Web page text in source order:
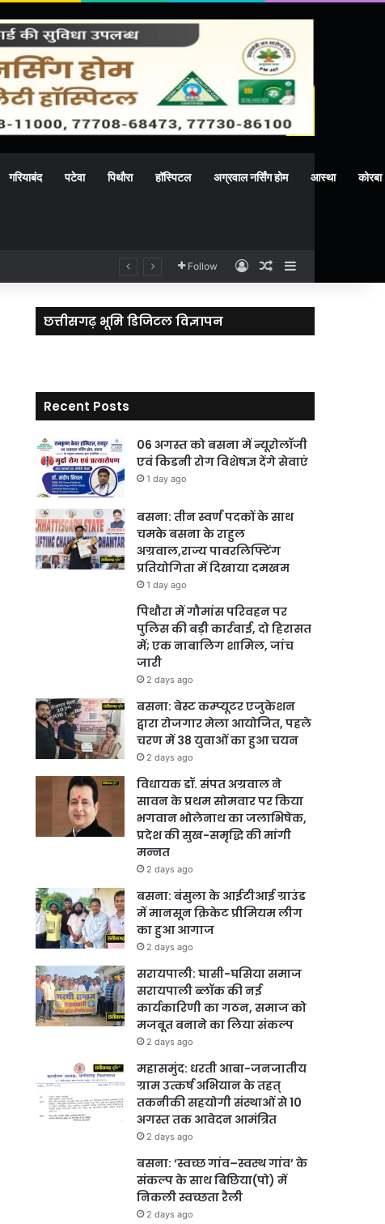
गरियाबंद पटेवा पिथौरा हॉस्पिटल अग्रवाल नर्सिंग होम आस्था कोरबा
Follow Log InRandom Article
Sidebar
छत्तीसगढ़ भूमि डिजिटल विज्ञापन
Recent Posts
06 अगस्त को बसना में न्यूरोलॉजी
एवं किडनी रोग विशेषज्ञ देंगे सेवाएं
1 day ago
बसना: तीन स्वर्ण पदकों के साथ
चमके बसना के राहुल
अग्रवाल,राज्य पावरलिफ्टिंग
प्रतियोगिता में दिखाया दमखम
1 day ago
पिथौरा में गौमांस परिवहन पर
पुलिस की बड़ी कार्रवाई, दो हिरासत
में; एक नाबालिग शामिल, जांच
जारी
2 days ago
बसना: बेस्ट कम्प्यूटर एजुकेशन
द्वारा रोजगार मेला आयोजित, पहले
चरण में 38 युवाओं का हुआ चयन
2 days ago
विधायक डॉ. संपत अग्रवाल ने
सावन के प्रथम सोमवार पर किया
भगवान भोलेनाथ का जलाभिषेक,
प्रदेश की सुख-समृद्धि की मांगी
मन्नत
2 days ago
बसना: बंसुला के आईटीआई ग्राउंड
में मानसून क्रिकेट प्रीमियम लीग
का हुआ आगाज
2 days ago
सरायपाली: घासी-घसिया समाज
सरायपाली ब्लॉक की नई
कार्यकारिणी का गठन, समाज को
मजबूत बनाने का लिया संकल्प
2 days ago
महासमुंद: धरती आबा-जनजातीय
ग्राम उत्कर्ष अभियान के तहत्
तकनीकी सहयोगी संस्थाओं से 10
अगस्त तक आवेदन आमंत्रित
2 days ago
बसना: ‘स्वच्छ गांव–स्वस्थ गांव’ के
संकल्प के साथ बिछिया(पो) में
निकली स्वच्छता रैली
2 days ago